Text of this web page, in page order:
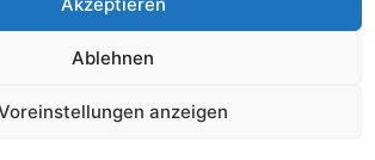
Ablehnen
anzeigen
Schlichtungsstelle
Datenschutzerklärung
Cookie-Richtlinie (EU)